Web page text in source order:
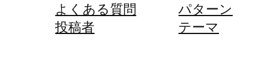
よくある質問
投稿者
パターン
テーマ